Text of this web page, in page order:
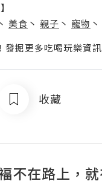
美食 丶 親子 丶 寵物 丶
掘更多吃喝玩樂資訊
收藏
不在路上，